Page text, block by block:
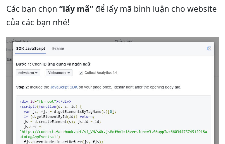
Các bạn chọn “lấy mã”để lấy mã bình luận cho website
của các bạn nhé!